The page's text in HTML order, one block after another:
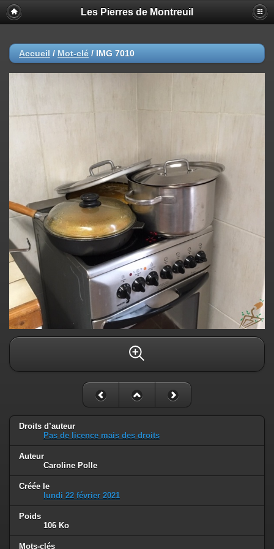
Les Pierres de Montreuil
Accueil / Mot-clé / IMG 7010
Droits d’auteur
Pas de licence mais des droits
Auteur
Caroline Polle
Créée le
lundi 22 février 2021
Poids
106 Ko
Mots-clés